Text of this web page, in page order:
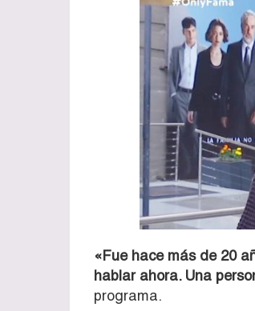
«Fue hace más de 20
hablar ahora. Una
programa.